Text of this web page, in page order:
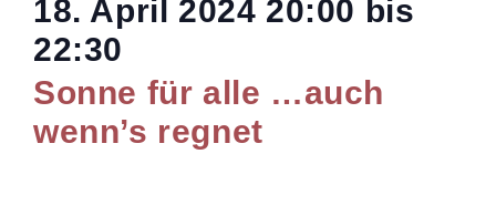
18. April 2024 20:00 bis
22:30
Sonne für alle …auch
wenn’s regnet